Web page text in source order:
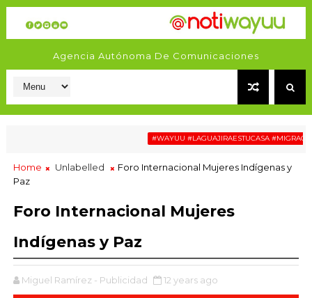
Agencia Autónoma De Comunicaciones
#WAYUU #LAGUAJIRAESTUCASA #MIGRACIÓN
Home Unlabelled
Foro Internacional Mujeres Indígenas y
Paz
Foro Internacional Mujeres
Indígenas y Paz
Miguel Ramírez - Publicidad 12 years ago